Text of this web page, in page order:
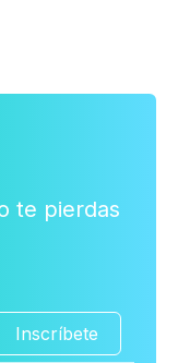
te pierdas
Inscríbete